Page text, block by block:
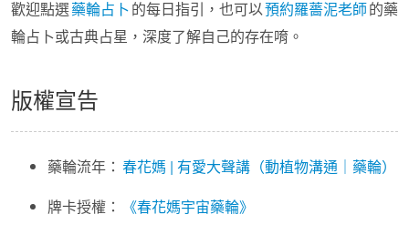
歡迎點選藥輪占卜的每日指引，也可以預約羅薔泥老師的藥
輪占卜或古典占星，深度了解自己的存在唷。
版權宣告
藥輪流年： 春花媽 | 有愛大聲講（動植物溝通｜藥輪）
牌卡授權：
《春花媽宇宙藥輪》